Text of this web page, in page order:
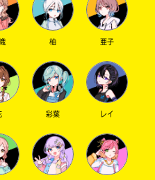
柚 亜子
彩葉 レイ